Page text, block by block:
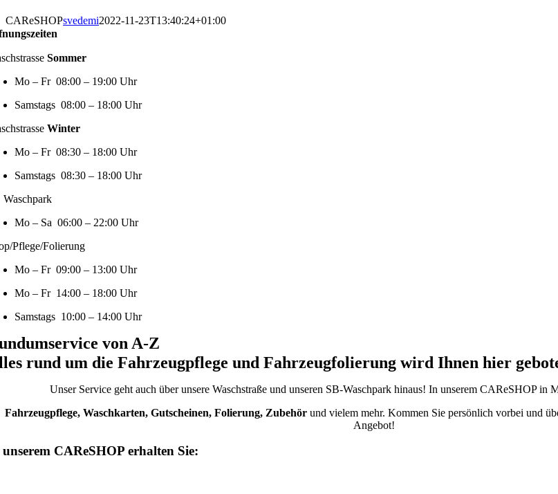
CAReSHOPsvedemi2022-11-23T13:40:24+01:00
Sommer
Mo – Fr 08:00 – 19:00 Uhr
Samstags 08:00 – 18:00 Uhr
Winter
Mo – Fr 08:30 – 18:00 Uhr
Samstags 08:30 – 18:00 Uhr
Waschpark
Mo – Sa 06:00 – 22:00 Uhr
Pflege/Folierung
Mo – Fr 09:00 – 13:00 Uhr
Mo – Fr 14:00 – 18:00 Uhr
Samstags 10:00 – 14:00 Uhr
von A-Z
rund um die Fahrzeugpflege und Fahrzeugfolierung wird Ihnen hier
Unser Service geht auch über unsere Waschstraße und unseren SB-Waschpark hinaus! In unserem CAReSHOP in
Fahrzeugpflege, Waschkarten, Gutscheinen, Folierung, Zubehör und vielem mehr. Kommen Sie persönlich vorbei und
Angebot!
CAReSHOP erhalten Sie: